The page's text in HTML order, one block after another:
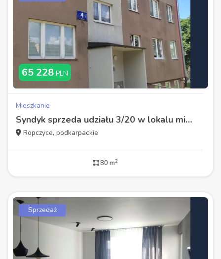
65 228 PLN
Mieszkanie
Syndyk sprzeda udziału 3/20 w lokalu mieszkalnym
Ropczyce, podkarpackie
80 m2
Sprzedaż